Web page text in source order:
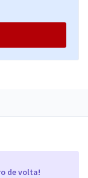
de volta!